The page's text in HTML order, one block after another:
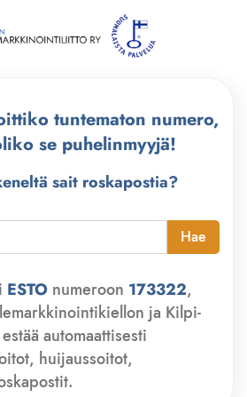
tuntematon numero,
se puhelinmyyjä!
sait roskapostia?
Hae
ESTO numeroon 173322,
ja Kilpi-
automaattisesti
huijaussoitot,